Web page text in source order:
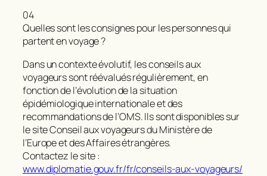
04
Quelles sont les consignes pour les personnes qui
partent en voyage ?
Dans un contexte évolutif, les conseils aux
voyageurs sont réévalués régulièrement, en
fonction de l’évolution de la situation
épidémiologique internationale et des
recommandations de l’OMS. Ils sont disponibles sur
le site Conseil aux voyageurs du Ministère de
l’Europe et des Affaires étrangères.
Contactez le site :
www.diplomatie.gouv.fr/fr/conseils-aux-voyageurs/